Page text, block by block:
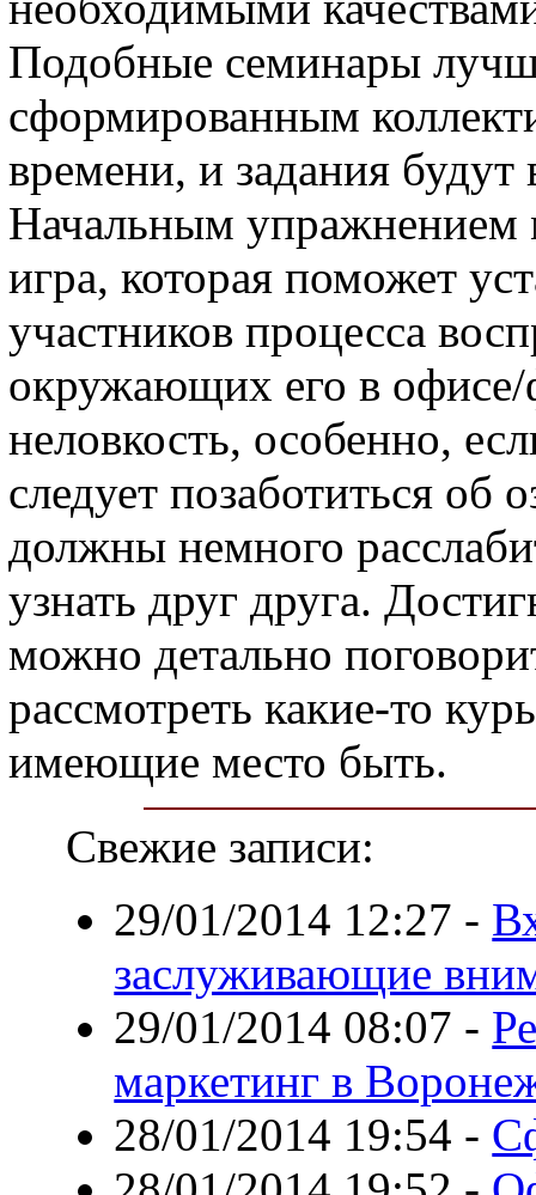
Подобные семинары
сформированным
времени, и задания
Начальным упражнением
игра, которая поможет
участников процесса
окружающих его в
неловкость, особенно,
следует позаботиться об
должны немного
узнать друг друга.
можно детально
рассмотреть какие-то
имеющие место быть.
Свежие записи:
29/01/2014 12:27 -
заслуживающие
29/01/2014 08:07 -
маркетинг в
28/01/2014 19:54 -